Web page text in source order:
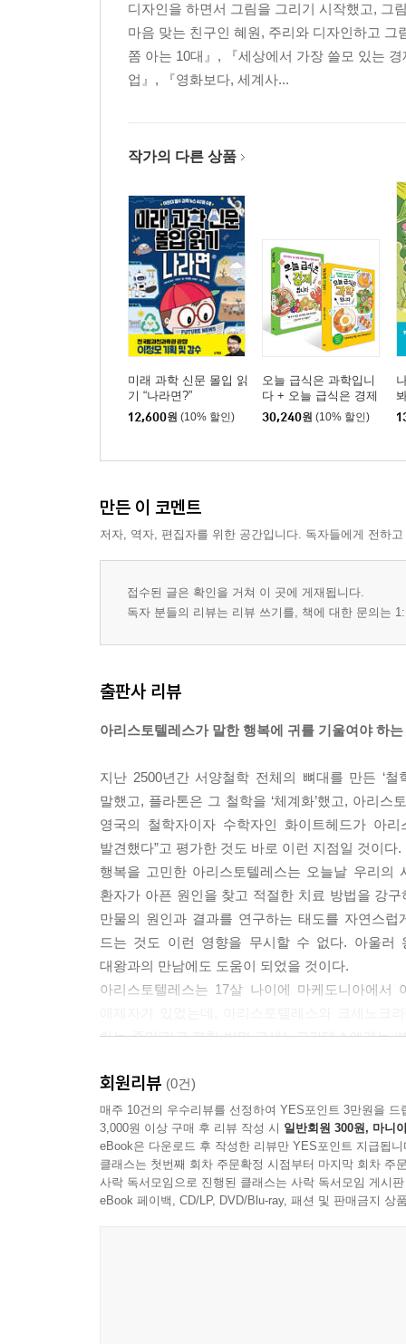
디자인을 하면서 그림을 그리기 시작했고, 그
마음 맞는 친구인 혜원, 주리와 디자인하고
쫌 아는 10대』, 『세상에서 가장 쓸모 있는
업』, 『영화보다, 세계사...
작가의 다른 상품
미래 과학 신문 몰입 읽
기 “나라면?”
12,600원 (10% 할인)
오늘 급식은 과학입니
다 + 오늘 급식은 경제
입니다 세트
30,240원 (10% 할인)
만든 이 코멘트
저자, 역자, 편집자를 위한 공간입니다. 독자들에게 전하
접수된 글은 확인을 거쳐 이 곳에 게재됩니다.
독자 분들의 리뷰는 리뷰 쓰기를, 책에 대한 문의는
출판사 리뷰
아리스토텔레스가 말한 행복에 귀를 기울여야 하
지난 2500년간 서양철학 전체의 뼈대를 만든 ‘
말했고, 플라톤은 그 철학을 ‘체계화’했고, 아리
영국의 철학자이자 수학자인 화이트헤드가 아
발견했다”고 평가한 것도 바로 이런 지점일 것이다.
행복을 고민한 아리스토텔레스는 오늘날 우리의
환자가 아픈 원인을 찾고 적절한 치료 방법을 강
만물의 원인과 결과를 연구하는 태도를 자연스
드는 것도 이런 영향을 무시할 수 없다. 아울러
대왕과의 만남에도 도움이 되었을 것이다.
아리스토텔레스는 17살 나이에 마케도니아에서
하는 준마’라고 평한 반면 크세노크라테스에게는
학문에 정진한 결과 아리스토텔레스는 스승인 플
추구하여 ‘만학의 아버지’로 불린다. 그는 자신의 ‘
2400년 전 아리스토텔레스가 고민한 ‘행복’은 인
때문이다. 1318 청소년들이 아리스토텔레스가
목표는 ‘행복’이고, 행복을 추구하는 방법으로 ‘
‘중용’을 제시한다. 그의 생각을 잘 정리한 《아
회원리뷰 (0건)
매주 10건의 우수리뷰를 선정하여 YES포인트 3만원을 드
3,000원 이상 구매 후 리뷰 작성 시 일반회원 300원, 마니
eBook은 다운로드 후 작성한 리뷰만 YES포인트 지급됩니
클래스는 첫번째 회차 주문확정 시점부터 마지막 회차 주
사락 독서모임으로 진행된 클래스는 사락 독서모임 게시
eBook 페이백, CD/LP, DVD/Blu-ray, 패션 및 판매금지 상